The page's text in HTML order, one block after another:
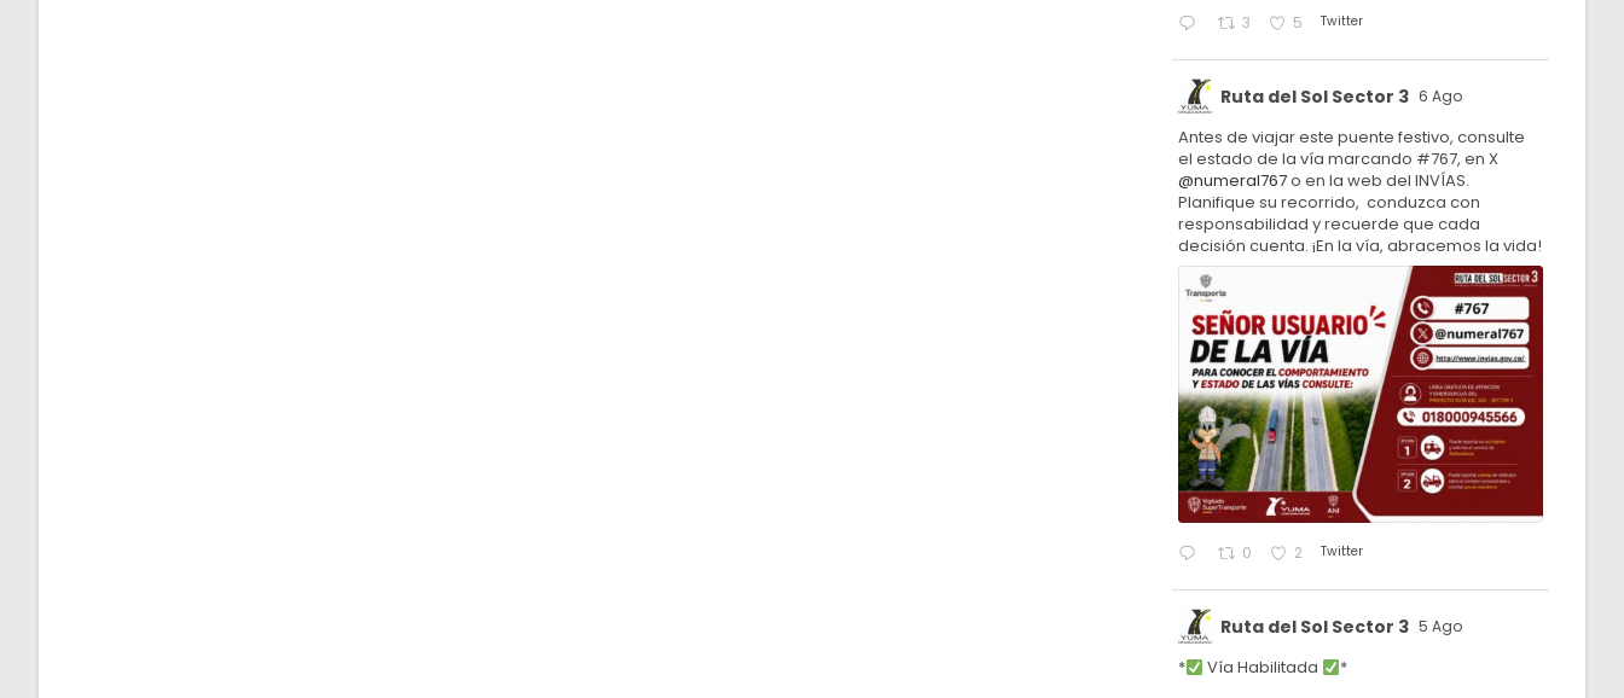
3 5 Twitter
Ruta del Sol Sector 3 6 Ago
Antes de viajar este puente festivo, consulte
el estado de la vía marcando #767, en X
@numeral767o en la web del INVÍAS.
Planifique su recorrido, conduzca con
responsabilidad y recuerde que cada
decisión cuenta. ¡En la vía, abracemos la vida!
0 2 Twitter
Ruta del Sol Sector 3 5 Ago
* Vía Habilitada
*